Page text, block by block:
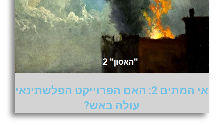
אי המתים 2: האם הפרוייקט הפלשתינאי
עולה באש?